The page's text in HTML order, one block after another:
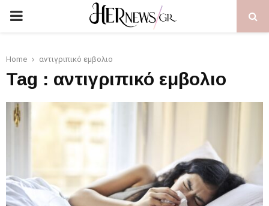
PRIMARY
Home αντιγριπικό εμβολιο
Tag : αντιγριπικό εμβολιο